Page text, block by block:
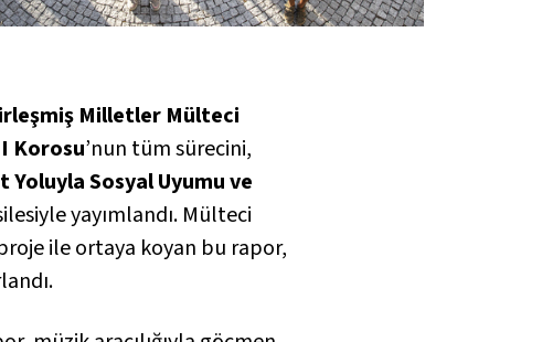
Milletler Mülteci
Korosu’nun tüm sürecini,
Yoluyla Sosyal Uyumu ve
yayımlandı. Mülteci
ile ortaya koyan bu rapor,